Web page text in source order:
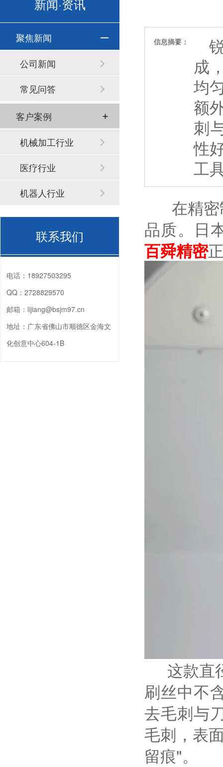
信息摘要：
成
均
额
刺
性
工
在精密
品质。日
百舜精密
这款直
刷丝中不
去毛刺与
毛刺，表
留痕"。
新闻·资讯
聚焦新闻
公司新闻
常见问答
客户案例
机械加工行业
医疗行业
机器人行业
联系我们
电话： 18927503295
QQ： 2728829570
邮箱： lijiang@bsjm97.cn
地址： 广东省佛山市顺德区金海文
化创意中心604-1B